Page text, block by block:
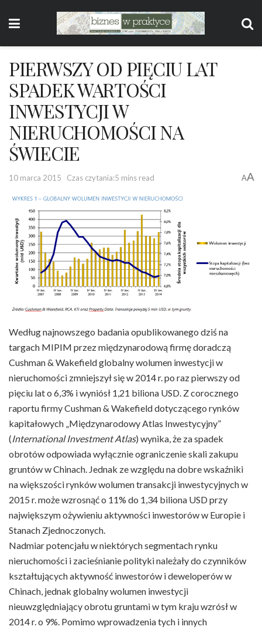
PIERWSZY OD PIĘCIU LAT
SPADEK WARTOŚCI
INWESTYCJI W
NIERUCHOMOŚCI NA
ŚWIECIE
10 marca 2015 Czas czytania:5 mins read AA
Według najnowszego badania opublikowanego dziś na
targach MIPIM przez międzynarodową firmę doradczą
Cushman & Wakefield globalny wolumen inwestycji w
nieruchomości zmniejszył się w 2014 r. po raz pierwszy od
pięciu lat o 6,3% i wyniósł 1,21 biliona USD. Z corocznego
raportu firmy Cushman & Wakefield dotyczącego rynków
kapitałowych „Międzynarodowy Atlas Inwestycyjny”
(International Investment Atlas) wynika, że za spadek
obrotów odpowiada wyłącznie ograniczenie skali zakupu
gruntów w Chinach. Jednak ze względu na dobre wskaźniki
na większości rynków wolumen transakcji inwestycyjnych w
2015 r. może wzrosnąć o 11% do 1,34 biliona USD przy
największym ożywieniu aktywności inwestorów w Europie i
Stanach Zjednoczonych.
Nadmiar potencjału w niektórych segmentach rynku
nieruchomości i zacieśnianie polityki należały do czynników
kształtujących aktywność inwestorów i deweloperów w
Chinach, jednak globalny wolumen inwestycji
nieuwzględniający obrotu gruntami w tym kraju wzrósł w
2014 r. o 9%. Pomimo wprowadzenia tych i innych